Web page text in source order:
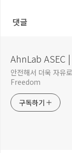
댓글
AhnLab ASEC
안전해서 더욱 자
Freedom
구독하기